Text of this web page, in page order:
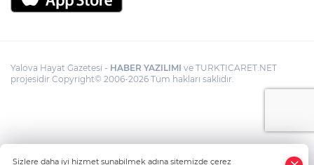
Yalova Hayat Gazetesi - HABER YAZILIMI ve TURKTICARET.NET
projesidir Copyright© 2006-2026 Tüm hakları saklıdır.
Sizlere daha iyi hizmet sunabilmek adına sitemizde çerez